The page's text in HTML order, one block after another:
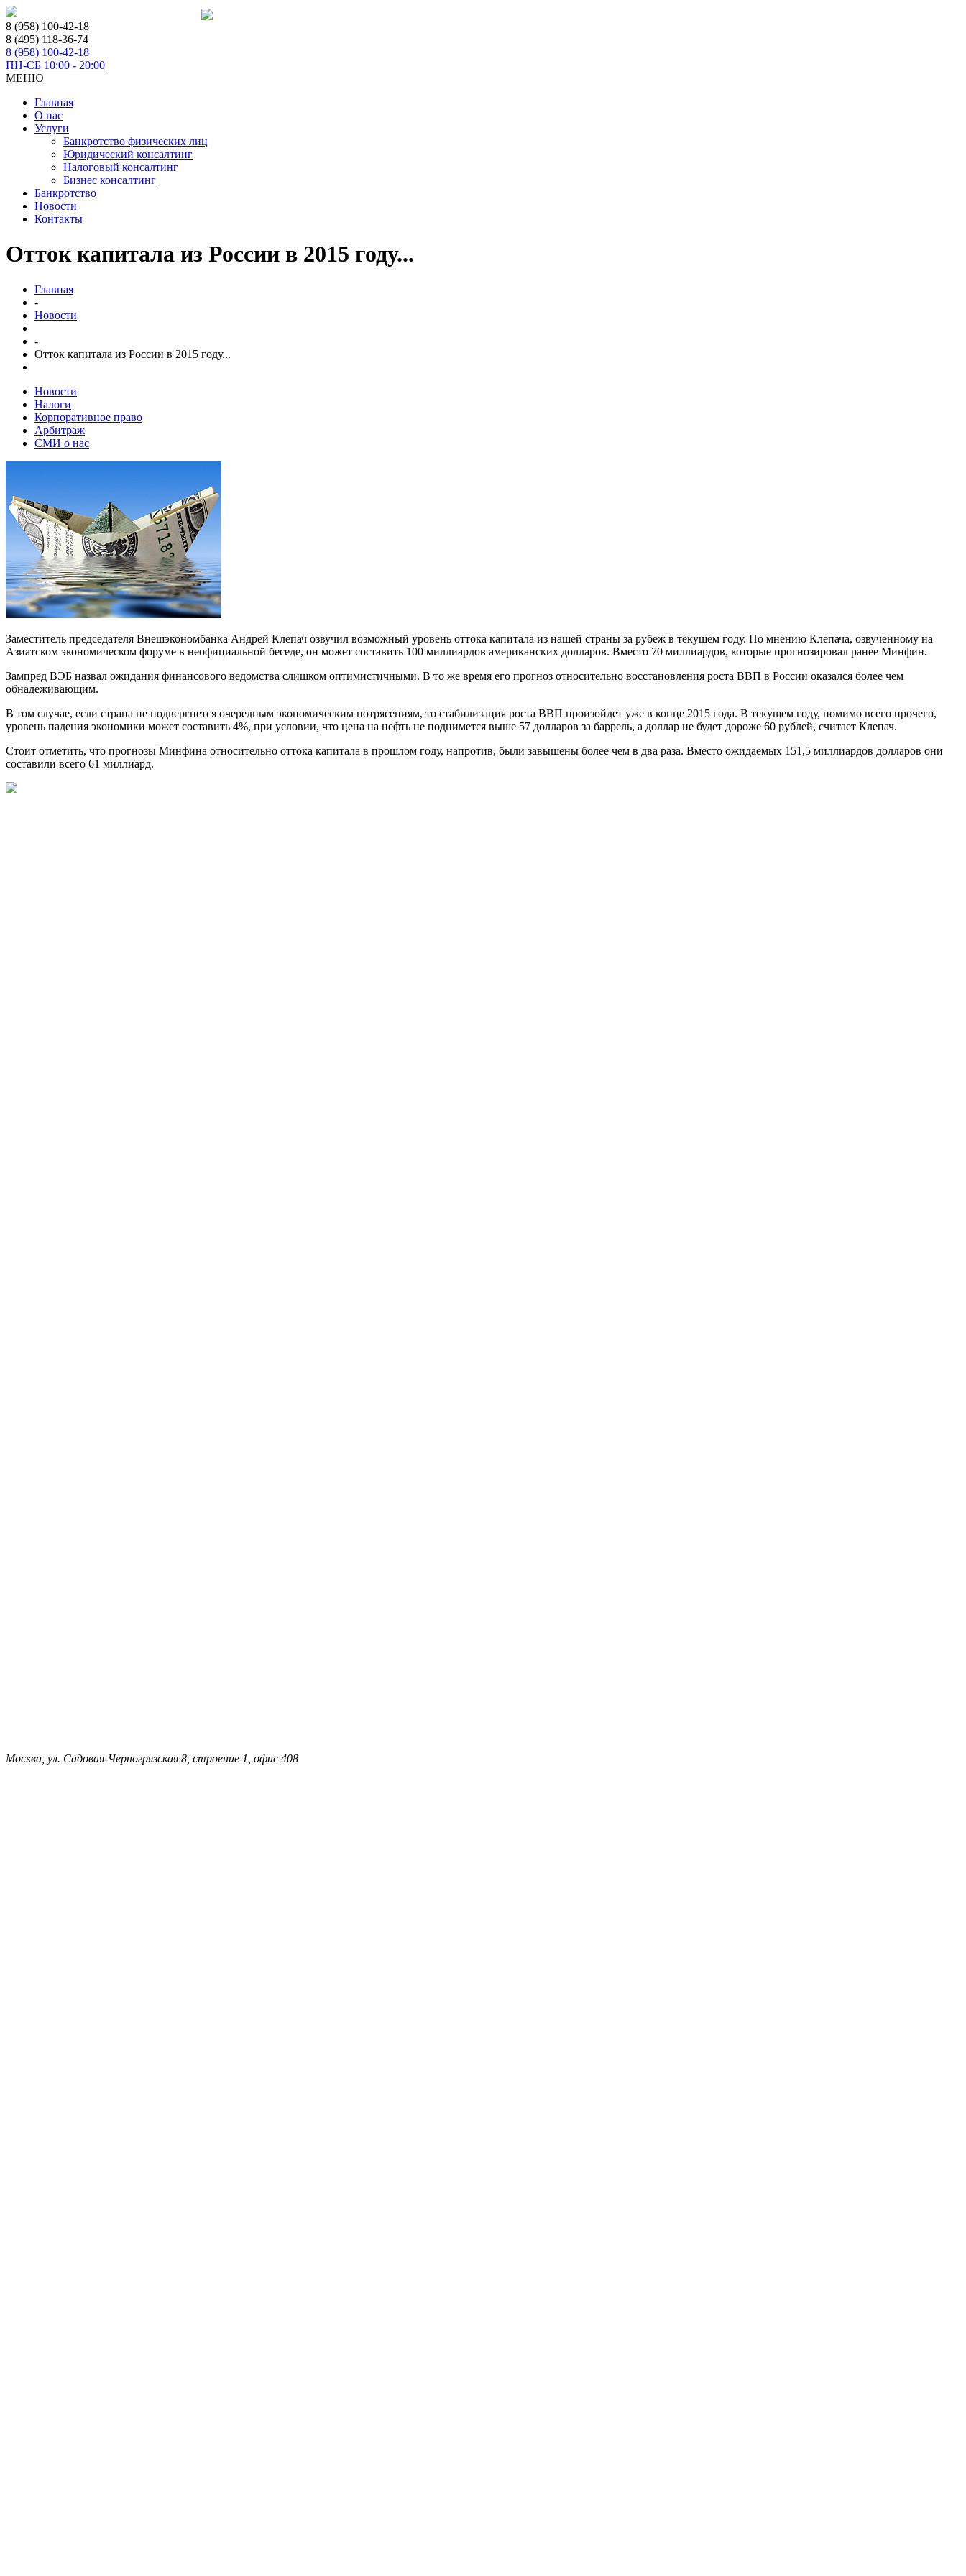
8 (958) 100-42-18
8 (495) 118-36-74
8 (958) 100-42-18
ПН-СБ 10:00 - 20:00
МЕНЮ
Главная
О нас
Услуги
Банкротство физических лиц
Юридический консалтинг
Налоговый консалтинг
Бизнес консалтинг
Банкротство
Новости
Контакты
Отток капитала из России в 2015 году...
Главная
-
Новости
-
Отток капитала из России в 2015 году...
Новости
Налоги
Корпоративное право
Арбитраж
СМИ о нас
Заместитель председателя Внешэкономбанка Андрей Клепач озвучил возможный уровень оттока капитала из нашей страны за рубеж в текущем году. По мнению Клепача, озвученному на
Азиатском экономическом форуме в неофициальной беседе, он может составить 100 миллиардов американских долларов. Вместо 70 миллиардов, которые прогнозировал ранее Минфин.
Зампред ВЭБ назвал ожидания финансового ведомства слишком оптимистичными. В то же время его прогноз относительно восстановления роста ВВП в России оказался более чем
обнадеживающим.
В том случае, если страна не подвергнется очередным экономическим потрясениям, то стабилизация роста ВВП произойдет уже в конце 2015 года. В текущем году, помимо всего прочего,
уровень падения экономики может составить 4%, при условии, что цена на нефть не поднимется выше 57 долларов за баррель, а доллар не будет дороже 60 рублей, считает Клепач.
Стоит отметить, что прогнозы Минфина относительно оттока капитала в прошлом году, напротив, были завышены более чем в два раза. Вместо ожидаемых 151,5 миллиардов долларов они
составили всего 61 миллиард.
Москва, ул. Садовая-Черногрязская 8, строение 1, офис 408